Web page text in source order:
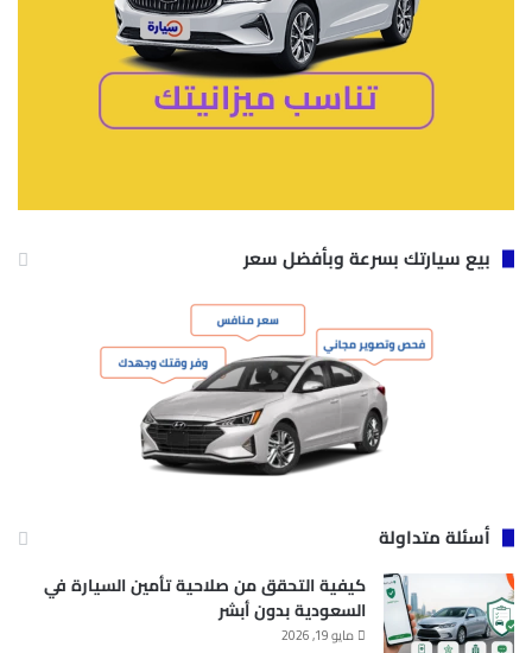
بيع سيارتك بسرعة وبأفضل سعر
أسئلة متداولة
كيفية التحقق من صلاحية تأمين السيارة في
السعودية بدون أبشر
مايو 19, 2026